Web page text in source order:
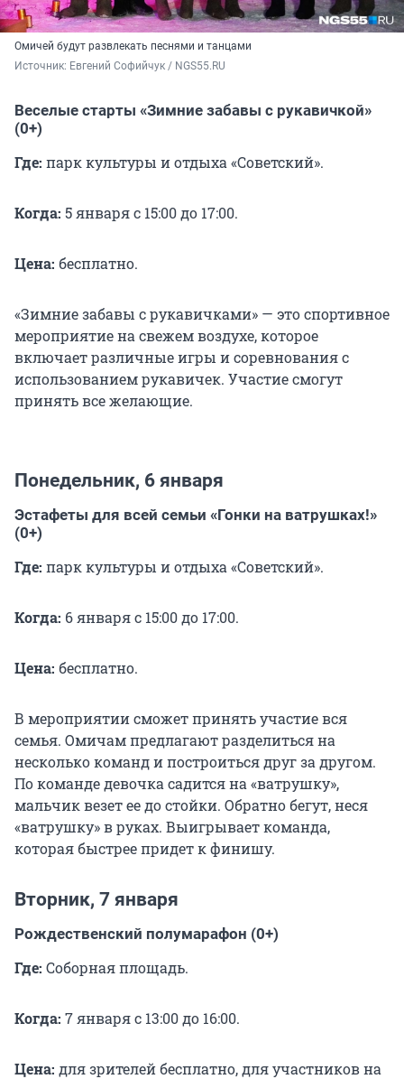
Омичей будут развлекать песнями и танцами
Источник: Евгений Софийчук / NGS55.RU
Веселые старты «Зимние забавы с рукавичкой»
(0+)
Где: парк культуры и отдыха «Советский».
Когда: 5 января с 15:00 до 17:00.
Цена: бесплатно.
«Зимние забавы с рукавичками» — это спортивное
мероприятие на свежем воздухе, которое
включает различные игры и соревнования с
использованием рукавичек. Участие смогут
принять все желающие.
Понедельник, 6 января
Эстафеты для всей семьи «Гонки на ватрушках!»
(0+)
Где: парк культуры и отдыха «Советский».
Когда: 6 января с 15:00 до 17:00.
Цена: бесплатно.
В мероприятии сможет принять участие вся
семья. Омичам предлагают разделиться на
несколько команд и построиться друг за другом.
По команде девочка садится на «ватрушку»,
мальчик везет ее до стойки. Обратно бегут, неся
«ватрушку» в руках. Выигрывает команда,
которая быстрее придет к финишу.
Вторник, 7 января
Рождественский полумарафон (0+)
Где: Соборная площадь.
Когда: 7 января с 13:00 до 16:00.
Цена: для зрителейбесплатно, для участников на